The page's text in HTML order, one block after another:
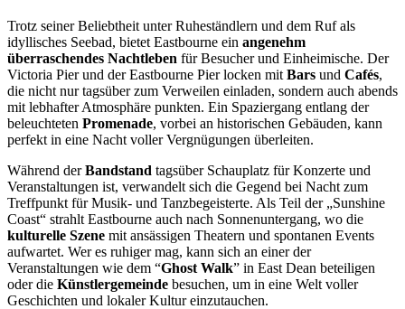
Trotz seiner Beliebtheit unter Ruheständlern und dem Ruf als
idyllisches Seebad, bietet Eastbourne ein angenehm
überraschendes Nachtleben für Besucher und Einheimische. Der
Victoria Pier und der Eastbourne Pier locken mit Bars und Cafés,
die nicht nur tagsüber zum Verweilen einladen, sondern auch abends
mit lebhafter Atmosphäre punkten. Ein Spaziergang entlang der
beleuchteten Promenade, vorbei an historischen Gebäuden, kann
perfekt in eine Nacht voller Vergnügungen überleiten.
Während derBandstand tagsüber Schauplatz für Konzerte und
Veranstaltungen ist, verwandelt sich die Gegend bei Nacht zum
Treffpunkt für Musik- und Tanzbegeisterte. Als Teil der „Sunshine
Coast“ strahlt Eastbourne auch nach Sonnenuntergang, wo die
kulturelle Szene mit ansässigen Theatern und spontanen Events
aufwartet. Wer es ruhiger mag, kann sich an einer der
Veranstaltungen wie dem “Ghost Walk” in East Dean beteiligen
oder die Künstlergemeinde besuchen, um in eine Welt voller
Geschichten und lokaler Kultur einzutauchen.